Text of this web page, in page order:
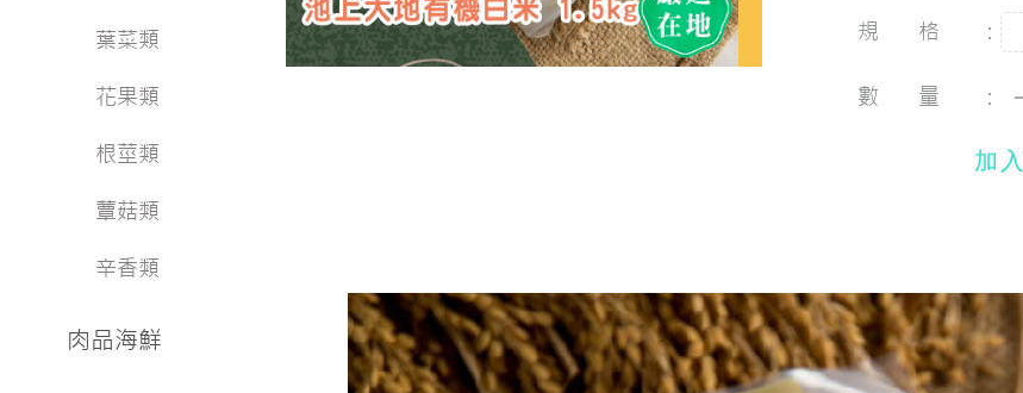
葉菜類
花果類
根莖類
蕈菇類
辛香類
肉品海鮮
規格：
數量：
加